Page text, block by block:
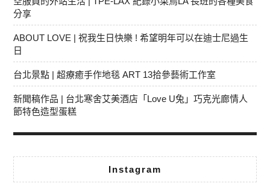
分享
ABOUT LOVE | 祝我生日快樂 ! 希望明年可以在迪士尼過生
日
台北景點 | 超療癒手作地毯 ART 13拾參藝術工作室
新聞稿作品 | 台北寒舍艾美酒店「Love U兔」巧克光廊情人
節特色造型蛋糕
Instagram